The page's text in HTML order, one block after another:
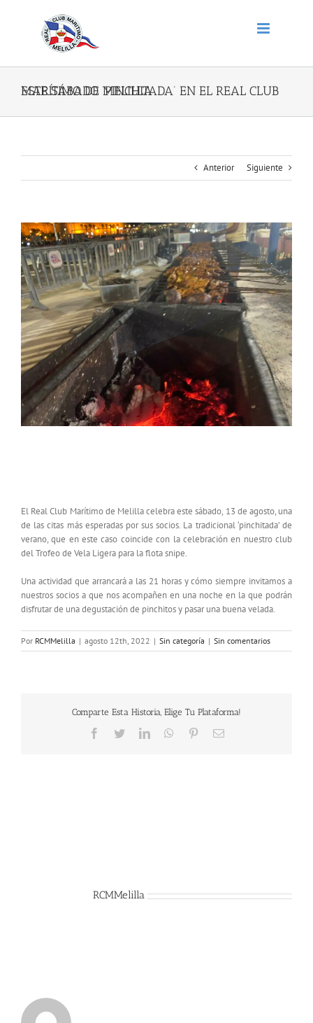
ESTE SÁBADO ‘PINCHITADA’ EN EL REAL CLUB MARÍTIMO DE MELILLA
Anterior Siguiente
Ver
imagen
más
grande
El Real Club Marítimo de Melilla celebra este sábado, 13 de agosto, una
de las citas más esperadas por sus socios. La tradicional ‘pinchitada’ de
verano, que en este caso coincide con la celebración en nuestro club
del Trofeo de Vela Ligera para la flota snipe.
Una actividad que arrancará a las 21 horas y cómo siempre invitamos a
nuestros socios a que nos acompañen en una noche en la que podrán
disfrutar de una degustación de pinchitos y pasar una buena velada.
Por RCMMelilla | agosto 12th, 2022 | Sin categoría | Sin comentarios
Comparte Esta Historia, Elige Tu Plataforma!
Facebook
TwitterLinkedInWhatsApp
PinterestCorreo
RCMMelilla